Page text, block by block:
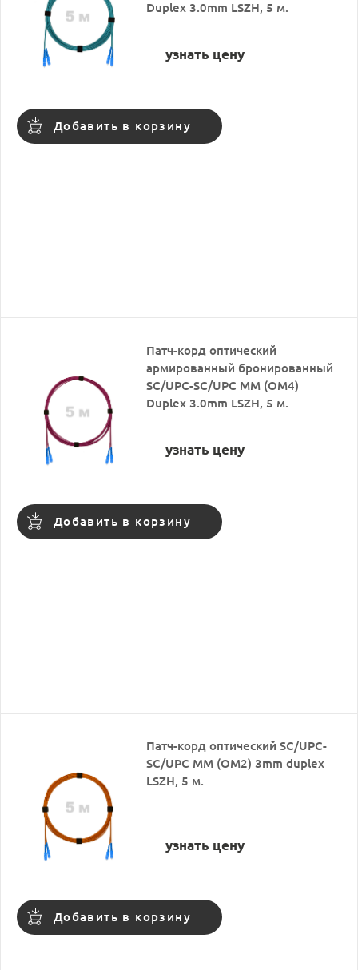
Duplex 3.0mm LSZH, 5 м.
узнать цену
Добавить в корзину
Патч-корд оптический
армированный бронированный
SC/UPC-SC/UPC MM (OM4)
Duplex 3.0mm LSZH, 5 м.
узнать цену
Добавить в корзину
Патч-корд оптический SC/UPC-
SC/UPC MM (OM2) 3mm duplex
LSZH, 5 м.
узнать цену
Добавить в корзину